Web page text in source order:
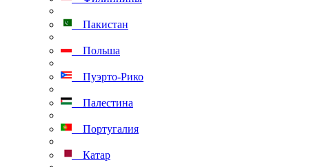
Пакистан
Польша
Пуэрто-Рико
Палестина
Португалия
Катар